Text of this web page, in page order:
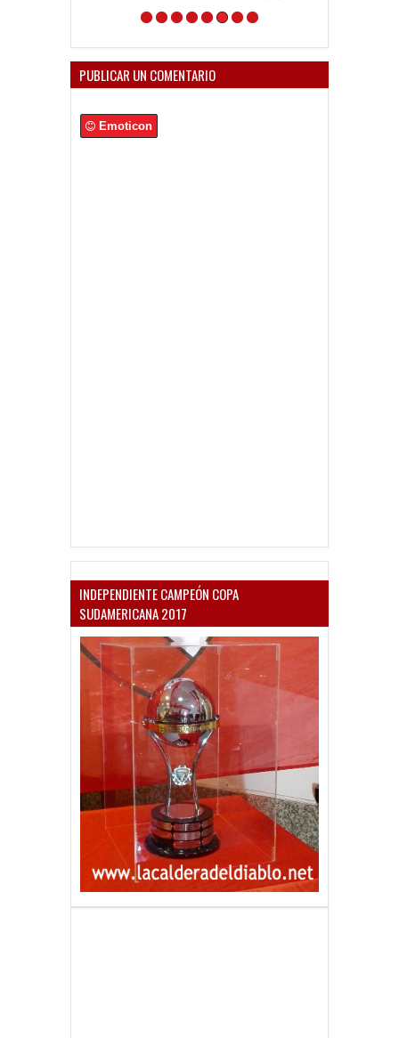
post Malvinas
PUBLICAR UN COMENTARIO
Emoticon
INDEPENDIENTE CAMPEÓN COPA
SUDAMERICANA 2017